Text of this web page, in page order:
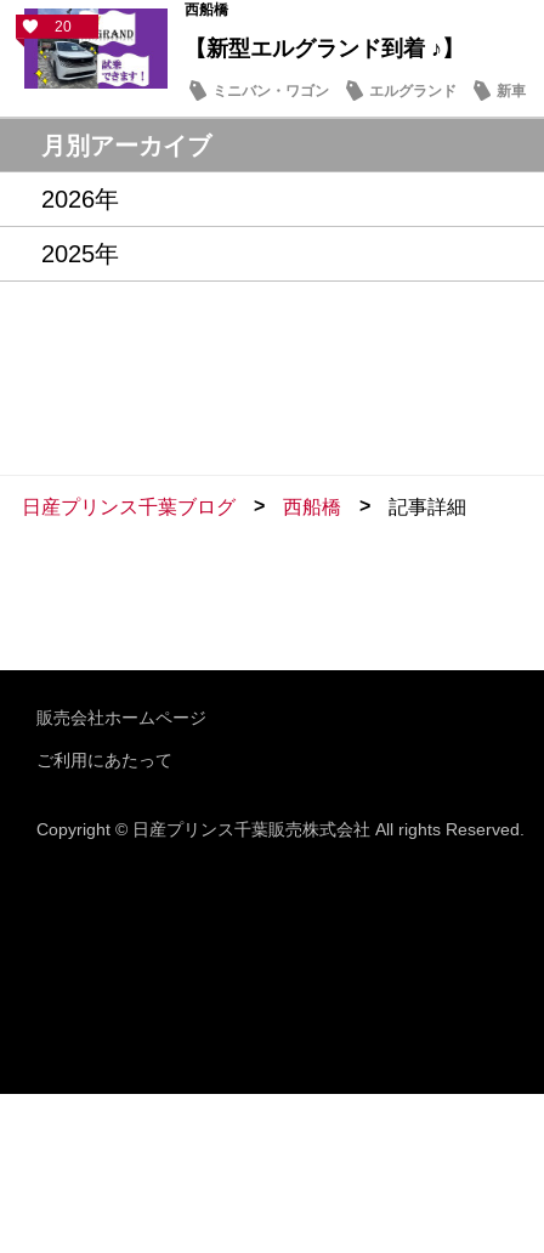
20
西船橋
【新型エルグランド到着 ♪】
ミニバン・ワゴン エルグランド 新車
月別アーカイブ
2026年
2025年
日産プリンス千葉ブログ > 西船橋 > 記事詳細
販売会社ホームページ
ご利用にあたって
Copyright © 日産プリンス千葉販売株式会社 All rights Reserved.